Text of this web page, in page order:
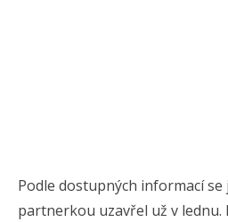
Podle dostupných informací se
partnerkou uzavřel už v lednu.